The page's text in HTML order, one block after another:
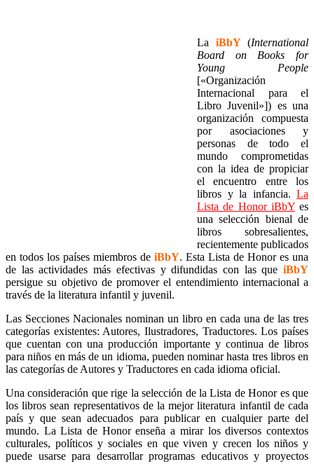
La iBbY(International
Board on Books for
Young People
[«Organización
Internacional para el
Libro Juvenil»]) es una
organización compuesta
por asociaciones y
personas de todo el
mundo comprometidas
con la idea de propiciar
el encuentro entre los
libros y la infancia. La
Lista de Honor iBbYes
una selección bienal de
libros sobresalientes,
recientemente publicados
en todos los países miembros de iBbY. Esta Lista de Honor es una
de las actividades más efectivas y difundidas con las que iBbY
persigue su objetivo de promover el entendimiento internacional a
través de la literatura infantil y juvenil.
Las Secciones Nacionales nominan un libro en cada una de las tres
categorías existentes: Autores, Ilustradores, Traductores. Los países
que cuentan con una producción importante y continua de libros
para niños en más de un idioma, pueden nominar hasta tres libros en
las categorías de Autores y Traductores en cada idioma oficial.
Una consideración que rige la selección de la Lista de Honor es que
los libros sean representativos de la mejor literatura infantil de cada
país y que sean adecuados para publicar en cualquier parte del
mundo. La Lista de Honor enseña a mirar los diversos contextos
culturales, políticos y sociales en que viven y crecen los niños y
puede usarse para desarrollar programas educativos y proyectos